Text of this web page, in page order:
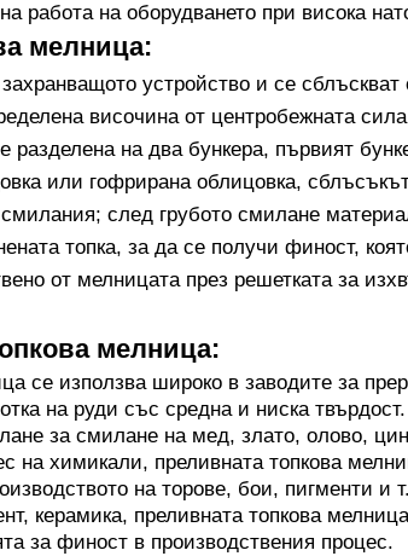
работа на оборудването при висока
мелница:
устройство и се сблъскват
височина от центробежната
на два бункера, първият
или гофрирана облицовка,
след грубото смилане
топка, за да се получи финост,
от мелницата през решетката за
мелница:
се използва широко в заводите за
на руди със средна и ниска
за смилане на мед, злато, олово,
на химикали, преливната топкова
на торове, бои, пигменти и
керамика, преливната топкова
за финост в производствения процес.